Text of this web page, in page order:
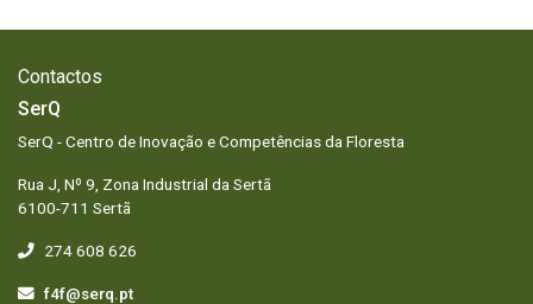
Contactos
SerQ
SerQ - Centro de Inovação e Competências da Floresta
Rua J, Nº 9, Zona Industrial da Sertã
6100-711 Sertã
274 608 626
f4f@serq.pt